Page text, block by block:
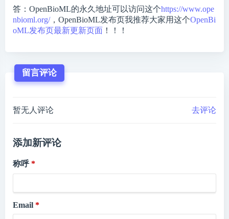
答：OpenBioML的永久地址可以访问这个https://www.ope
nbioml.org/，OpenBioML发布页我推荐大家用这个OpenBi
oML发布页最新更新页面 ！！！
留言评论
暂无人评论 去评论
添加新评论
称呼
Email